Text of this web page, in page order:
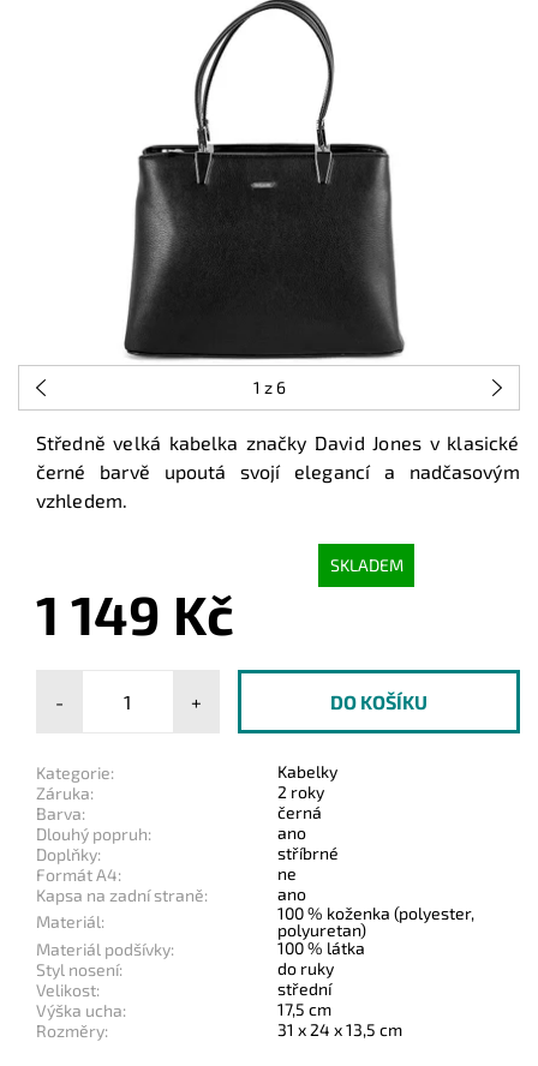
1 z 6
Středně velká kabelka značky David Jones v klasické
černé barvě upoutá svojí elegancí a nadčasovým
vzhledem.
SKLADEM
1 149 Kč
- +
Kategorie:
Kabelky
Záruka:
2 roky
Barva:
černá
Dlouhý popruh:
ano
Doplňky:
stříbrné
Formát A4:
ne
Kapsa na zadní straně:
ano
Materiál:
100 % koženka (polyester,
polyuretan)
Materiál podšívky:
100 % látka
Styl nosení:
do ruky
Velikost:
střední
Výška ucha:
17,5 cm
Rozměry:
31 x 24 x 13,5 cm